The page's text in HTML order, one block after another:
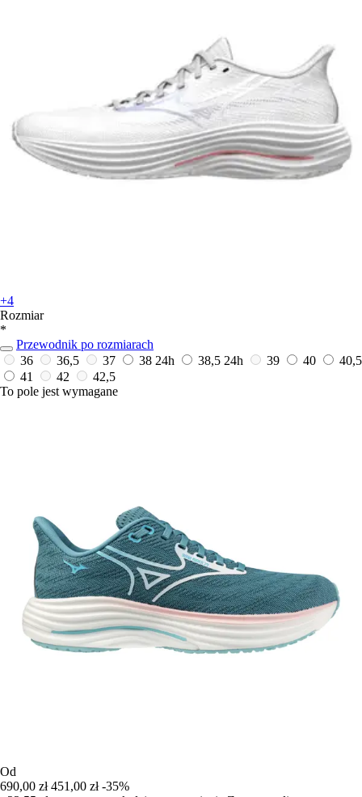
+4
Rozmiar
*
Przewodnik po rozmiarach
36
36,5 37 38 24h 38,5 24h 39 40
40,5
41
42
42,5
To pole jest wymagane
Od
690,00 zł 451,00 zł -35%